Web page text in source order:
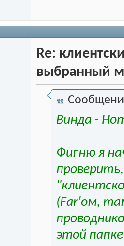
Re:
выбранный
Винда -
Фигню я
(Far'ом,
этой